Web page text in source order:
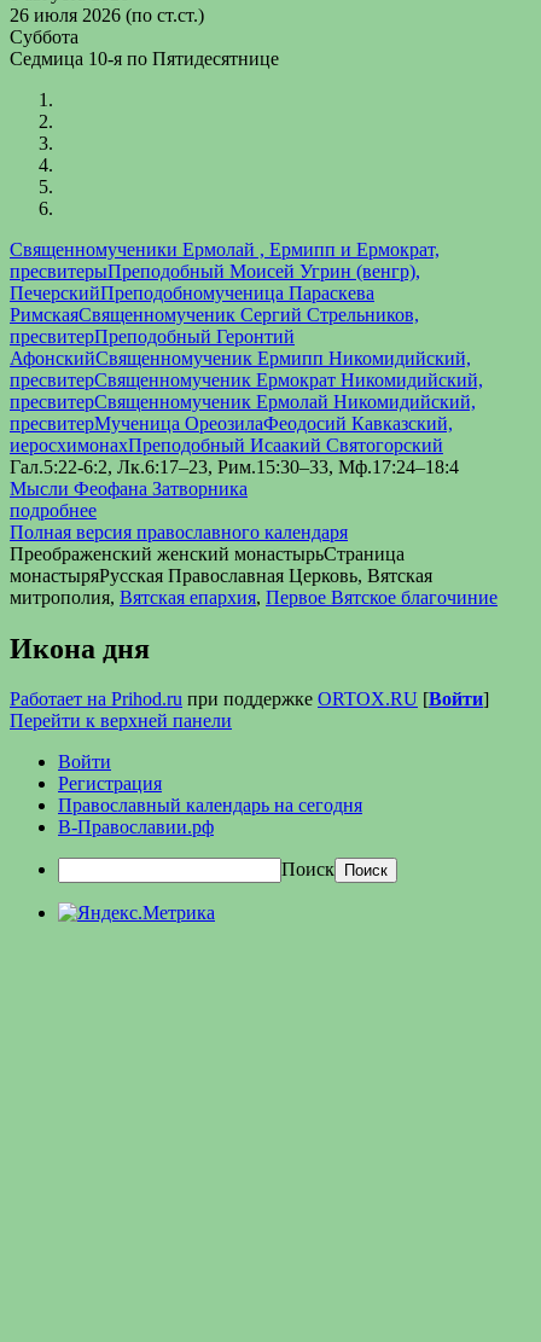
26 июля 2026 (по ст.ст.)
Суббота
Седмица 10-я по Пятидесятнице
Священномученики Ермолай , Ермипп и Ермократ,
пресвитерыПреподобный Моисей Угрин (венгр),
ПечерскийПреподобномученица Параскева
РимскаяСвященномученик Сергий Стрельников,
пресвитерПреподобный Геронтий
АфонскийСвященномученик Ермипп Никомидийский,
пресвитерСвященномученик Ермократ Никомидийский,
пресвитерСвященномученик Ермолай Никомидийский,
пресвитерМученица ОреозилаФеодосий Кавказский,
иеросхимонахПреподобный Исаакий Святогорский
Гал.5:22-6:2, Лк.6:17–23, Рим.15:30–33, Мф.17:24–18:4
Мысли Феофана Затворника
подробнее
Полная версия православного календаря
Преображенский женский монастырьСтраница
монастыряРусская Православная Церковь, Вятская
митрополия, Вятская епархия, Первое Вятское благочиние
Икона дня
Работает на Prihod.ru при поддержке ORTOX.RU [Войти]
Перейти к верхней панели
Войти
Регистрация
Православный календарь на сегодня
В-Православии.рф
Поиск